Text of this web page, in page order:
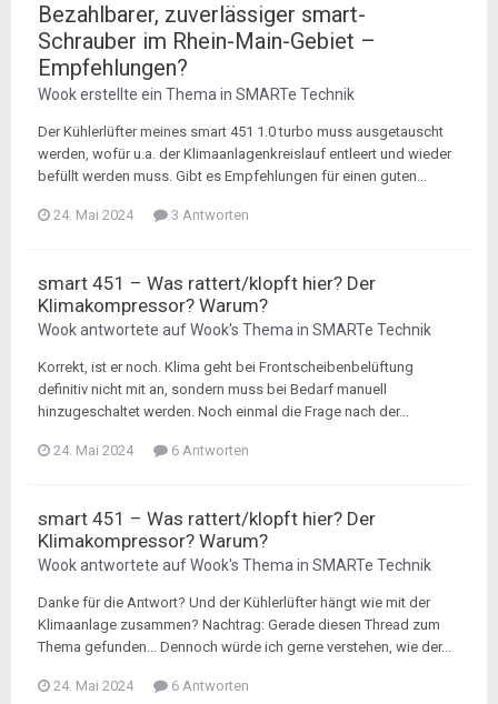
Bezahlbarer, zuverlässiger smart-
Schrauber im Rhein-Main-Gebiet –
Empfehlungen?
Wookerstellte ein Thema in SMARTe Technik
Der Kühlerlüfter meines smart 451 1.0 turbo muss ausgetauscht
werden, wofür u.a. der Klimaanlagenkreislauf entleert und wieder
befüllt werden muss. Gibt es Empfehlungen für einen guten...
24. Mai 2024 3 Antworten
smart 451 – Was rattert/klopft hier? Der
Klimakompressor? Warum?
Wookantwortete aufWook's Thema in SMARTe Technik
Korrekt, ist er noch. Klima geht bei Frontscheibenbelüftung
definitiv nicht mit an, sondern muss bei Bedarf manuell
hinzugeschaltet werden. Noch einmal die Frage nach der...
24. Mai 2024 6 Antworten
smart 451 – Was rattert/klopft hier? Der
Klimakompressor? Warum?
Wookantwortete aufWook's Thema in SMARTe Technik
Danke für die Antwort? Und der Kühlerlüfter hängt wie mit der
Klimaanlage zusammen? Nachtrag: Gerade diesen Thread zum
Thema gefunden... Dennoch würde ich gerne verstehen, wie der...
24. Mai 2024 6 Antworten